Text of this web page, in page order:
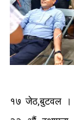
१७ जेठ,बुटवल ।